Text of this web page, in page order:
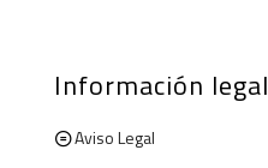
Información legal
Aviso Legal